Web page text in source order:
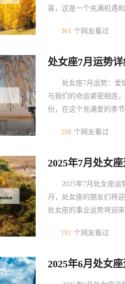
喜，这是一个充满机遇
年7月，处女座将迎来
361 个网友看过
处女座7月运势
处女座7月运势：爱
与我们的命运紧密相连
份，在这个充满爱的季
积极的影响，金星，这
268 个网友看过
2025年7月处女
新高2025年7月处女座运
月，处女座的朋友们将
处女座的事业运势将迎
体：事业运势：在2025
192 个网友看过
2025年6月处女